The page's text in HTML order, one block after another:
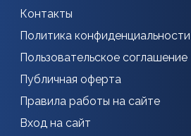
Контакты
Политика конфиденциальности
Пользовательское соглашение
Публичная оферта
Правила работы на сайте
Вход на сайт